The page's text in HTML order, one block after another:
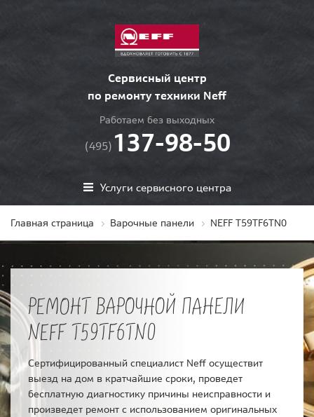
Сервисный центр
по ремонту техники Neff
Работаем без выходных
(495) 137-98-50
Услуги сервисного центра
Главная страница Варочные панели NEFF T59TF6TN0
РЕМОНТ ВАРОЧНОЙ ПАНЕЛИ
NEFF T59TF6TN0
Сертифицированный специалист Neff осуществит
выезд на дом в кратчайшие сроки, проведет
бесплатную диагностику причины неисправности и
произведет ремонт с использованием оригинальных